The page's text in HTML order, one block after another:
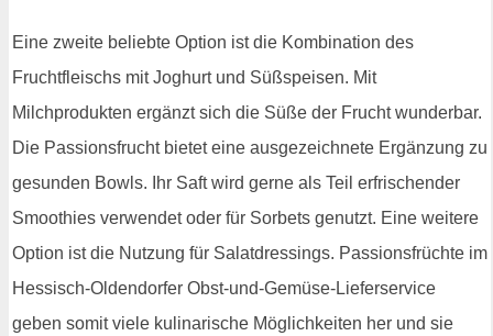
Eine zweite beliebte Option ist die Kombination des
Fruchtfleischs mit Joghurt und Süßspeisen. Mit
Milchprodukten ergänzt sich die Süße der Frucht wunderbar.
Die Passionsfrucht bietet eine ausgezeichnete Ergänzung zu
gesunden Bowls. Ihr Saft wird gerne als Teil erfrischender
Smoothies verwendet oder für Sorbets genutzt. Eine weitere
Option ist die Nutzung für Salatdressings. Passionsfrüchte im
Hessisch-Oldendorfer Obst-und-Gemüse-Lieferservice
geben somit viele kulinarische Möglichkeiten her und sie